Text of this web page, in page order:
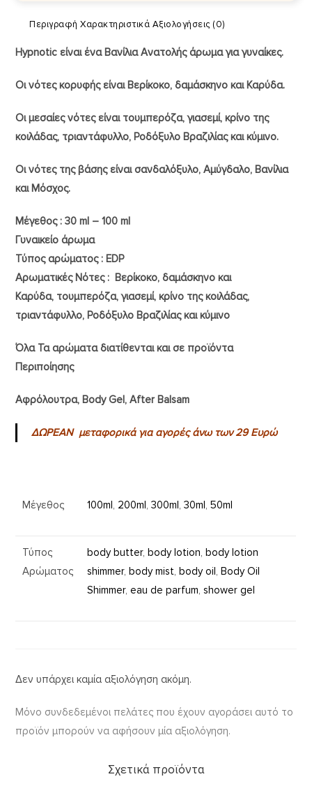
ΠεριγραφήΧαρακτηριστικά Αξιολογήσεις (0)
Hypnotic είναι ένα Βανίλια Ανατολής άρωμα για γυναίκες.
Οι νότες κορυφής είναι Βερίκοκο, δαμάσκηνο και Καρύδα.
Oι μεσαίες νότες είναι τουμπερόζα, γιασεμί, κρίνο της
κοιλάδας, τριαντάφυλλο, Ροδόξυλο Βραζιλίας και κύμινο.
Oι νότες της βάσης είναι σανδαλόξυλο, Αμύγδαλο, Βανίλια
και Μόσχος.
Μέγεθος : 30 ml – 100 ml
Γυναικείο άρωμα
Τύπος αρώματος : ΕDP
Aρωματικές Νότες : Βερίκοκο, δαμάσκηνο και
Καρύδα, τουμπερόζα, γιασεμί, κρίνο της κοιλάδας,
τριαντάφυλλο, Ροδόξυλο Βραζιλίας και κύμινο
Όλα Τα αρώματα διατίθενται και σε προϊόντα
Περιποίησης
Αφρόλουτρα, Body Gel, After Balsam
ΔΩΡΕΑΝ μεταφορικά για αγορές άνω των 29 Ευρώ
Μέγεθος 100ml, 200ml,300ml,30ml,50ml
Τύπος
Αρώματος
body butter,body lotion,body lotion
shimmer,body mist,body oil,Body Oil
Shimmer,eau de parfum,shower gel
Δεν υπάρχει καμία αξιολόγηση ακόμη.
Μόνο συνδεδεμένοι πελάτες που έχουν αγοράσει αυτό το
προϊόν μπορούν να αφήσουν μία αξιολόγηση.
Σχετικά προϊόντα